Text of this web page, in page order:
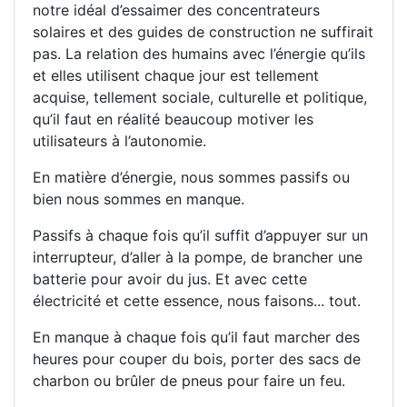
notre idéal d’essaimer des concentrateurs
solaires et des guides de construction ne suffirait
pas. La relation des humains avec l’énergie qu’ils
et elles utilisent chaque jour est tellement
acquise, tellement sociale, culturelle et politique,
qu’il faut en réalité beaucoup motiver les
utilisateurs à l’autonomie.
En matière d’énergie, nous sommes passifs ou
bien nous sommes en manque.
Passifs à chaque fois qu’il suffit d’appuyer sur un
interrupteur, d’aller à la pompe, de brancher une
batterie pour avoir du jus. Et avec cette
électricité et cette essence, nous faisons... tout.
En manque à chaque fois qu’il faut marcher des
heures pour couper du bois, porter des sacs de
charbon ou brûler de pneus pour faire un feu.